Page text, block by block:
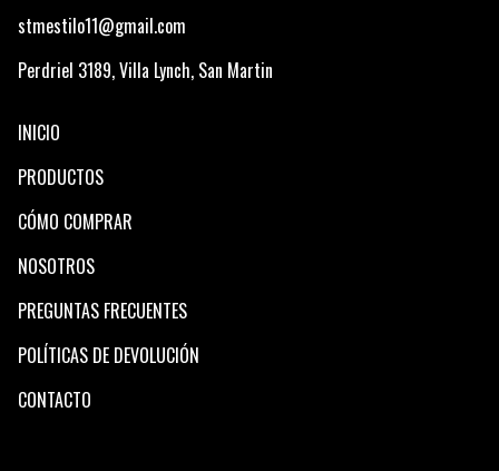
stmestilo11@gmail.com
Perdriel 3189, Villa Lynch, San Martin
INICIO
PRODUCTOS
CÓMO COMPRAR
NOSOTROS
PREGUNTAS FRECUENTES
POLÍTICAS DE DEVOLUCIÓN
CONTACTO